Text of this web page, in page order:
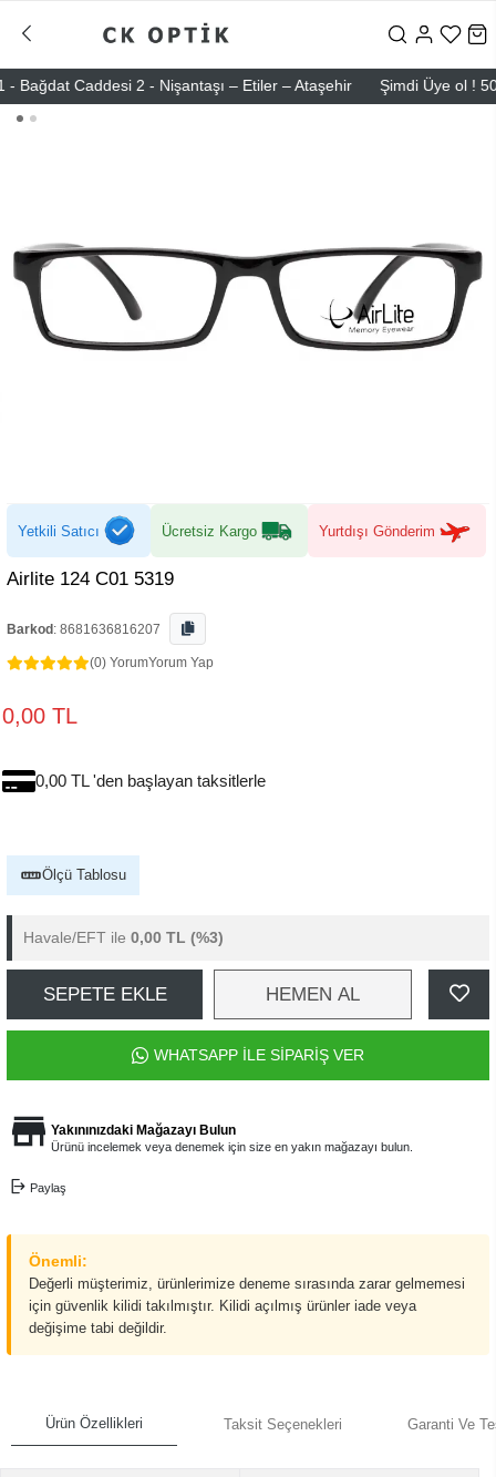
Caddesi 2 - Nişantaşı – Etiler – Ataşehir Şimdi Üye ol ! 5000
Yetkili Satıcı Ücretsiz Kargo Yurtdışı Gönderim
Airlite 124 C01 5319
Barkod : 8681636816207
(0) YorumYorum Yap
0,00 TL
0,00 TL 'den başlayan taksitlerle
Ölçü Tablosu
Havale/EFT ile 0,00 TL (%3)
SEPETE EKLE HEMEN AL
WHATSAPP İLE SİPARİŞ VER
Yakınınızdaki Mağazayı Bulun
Ürünü incelemek veya denemek için size en yakın mağazayı bulun.
Paylaş
Önemli:
Değerli müşterimiz, ürünlerimize deneme sırasında zarar gelmemesi
için güvenlik kilidi takılmıştır. Kilidi açılmış ürünler iade veya
değişime tabi değildir.
Ürün Özellikleri Taksit Seçenekleri Garanti Ve